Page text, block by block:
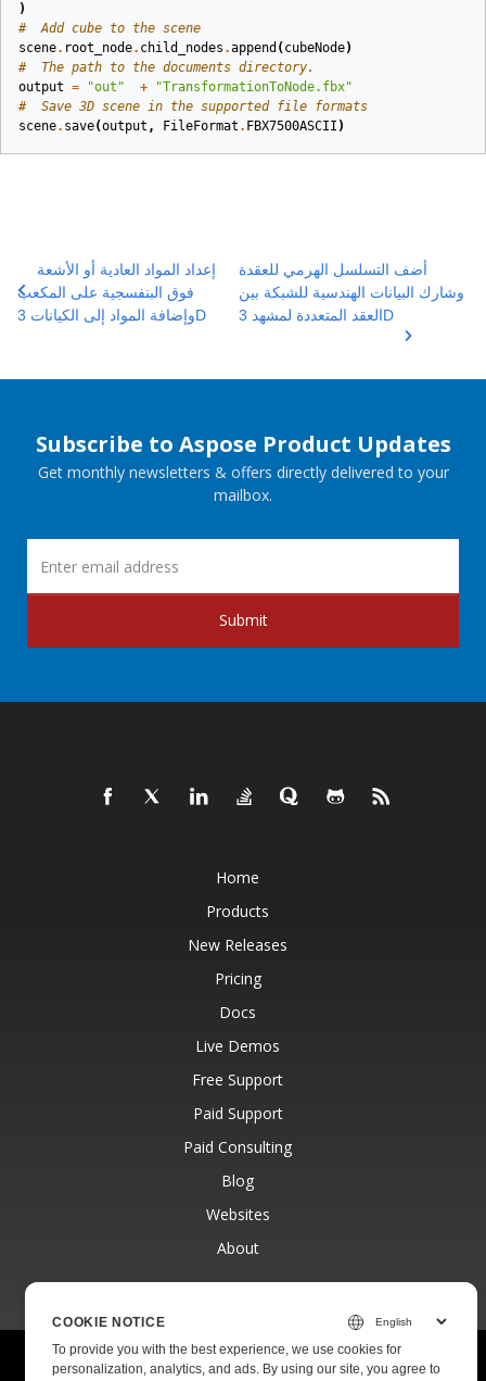
)
#  Add cube to the scene
scene. root_node. child_nodes .append ( cubeNode)
#  The path to the documents directory.
output = "out" +
"TransformationToNode.fbx"
#  Save 3D scene in the supported file formats
scene. save(output , FileFormat . FBX7500ASCII )
إعداد المواد العادية أو الأشعة
فوق البنفسجية على المكعب
وإضافة المواد إلى الكيانات 3D
أضف التسلسل الهرمي للعقدة
وشارك البيانات الهندسية للشبكة بين
العقد المتعددة لمشهد 3D
Subscribe to Aspose Product Updates
Get monthly newsletters & offers directly delivered to your
mailbox.
Submit
Home
Products
New Releases
Pricing
Docs
Live Demos
Free Support
Paid Support
Paid Consulting
Blog
Websites
About
© Aspose Pty Ltd 2001-2026.All Rights Reserved.
COOKIE NOTICE
To provide you with the best experience, we use cookies for
personalization, analytics, and ads. By using our site, you agree to